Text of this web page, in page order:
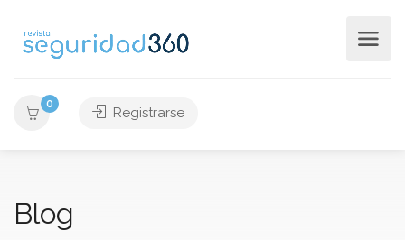
0
Registrarse
Blog